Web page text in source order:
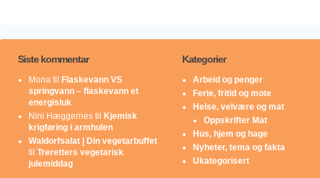
Siste kommentar
Mona til Flaskevann VS
springvann – flaskevann et
energisluk
Nini Hæggernes til Kjemisk
krigføring i armhulen
Waldorfsalat | Din vegetarbuffet
til Treretters vegetarisk
julemiddag
Kategorier
Arbeid og penger
Ferie, fritid og mote
Helse, velvære og mat
Oppskrifter Mat
Hus, hjem og hage
Nyheter, tema og fakta
Ukategorisert